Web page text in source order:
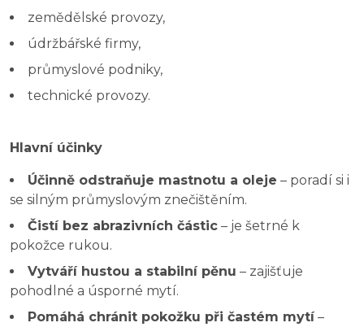
zemědělské provozy,
údržbářské firmy,
průmyslové podniky,
technické provozy.
Hlavní účinky
Účinně odstraňuje mastnotu a oleje – poradí si i
se silným průmyslovým znečištěním.
Čistí bez abrazivních částic – je šetrné k
pokožce rukou.
Vytváří hustou a stabilní pěnu – zajišťuje
pohodlné a úsporné mytí.
Pomáhá chránit pokožku při častém mytí–